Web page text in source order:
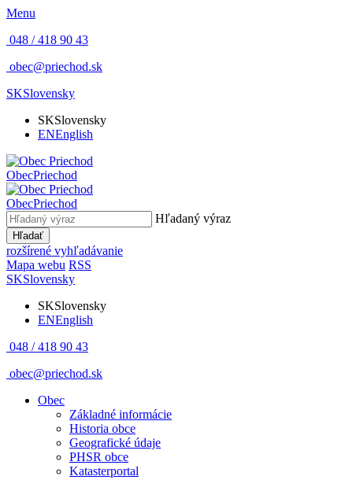
Menu
048 / 418 90 43
obec@priechod.sk
SKSlovensky
SKSlovensky
ENEnglish
ObecPriechod
ObecPriechod
Hľadaný výraz
Hľadať
rozšírené vyhľadávanie
Mapa webu RSS
SKSlovensky
SKSlovensky
ENEnglish
048 / 418 90 43
obec@priechod.sk
Obec
Základné informácie
Historia obce
Geografické údaje
PHSR obce
Katasterportal